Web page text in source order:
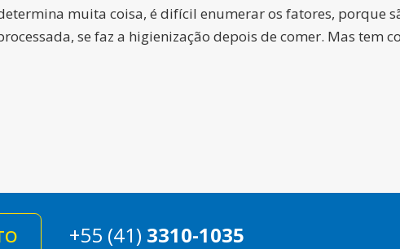
muita coisa, é difícil enumerar os fatores, porque
se faz a higienização depois de comer. Mas tem
+55 (41) 3310-1035